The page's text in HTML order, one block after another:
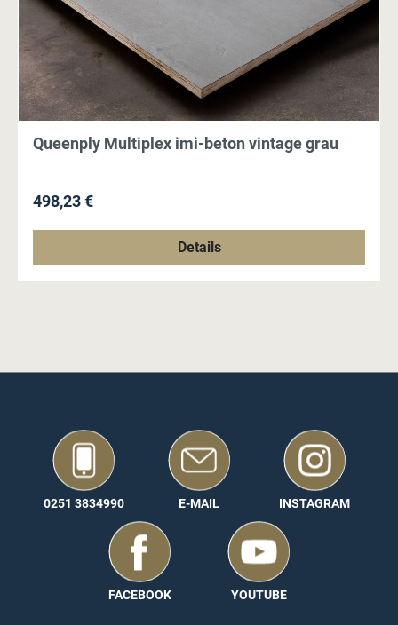
Queenply Multiplex imi-beton vintage grau
Regulärer Preis:
498,23 €
Details
0251 3834990 E-MAIL INSTAGRAM
FACEBOOK YOUTUBE